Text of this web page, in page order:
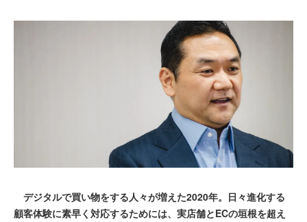
デジタルで買い物をする人々が増えた2020年。日々進化する
顧客体験に素早く対応するためには、実店舗とECの垣根を超え